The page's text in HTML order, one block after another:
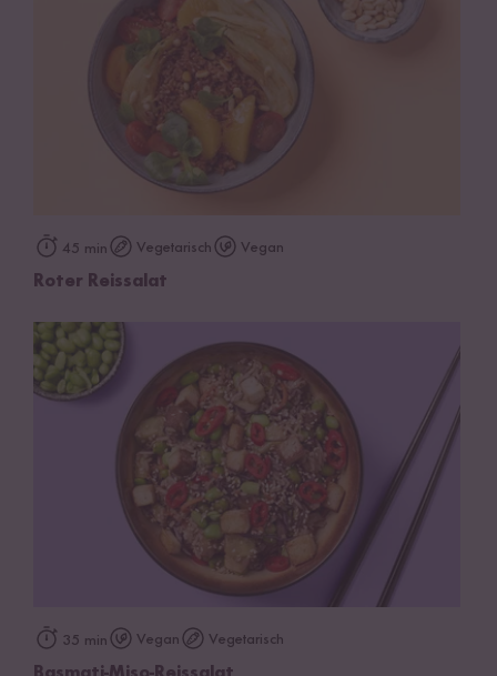
45 min Vegetarisch Vegan
Roter Reissalat
35 min Vegan Vegetarisch